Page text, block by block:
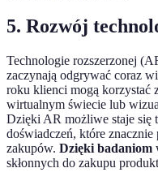
5. Rozwój
Technologie rozszerzonej
zaczynają odgrywać coraz
roku klienci mogą korzystać
wirtualnym świecie lub
Dzięki AR możliwe staje się
doświadczeń, które
zakupów. Dzięki badaniom
skłonnych do zakupu